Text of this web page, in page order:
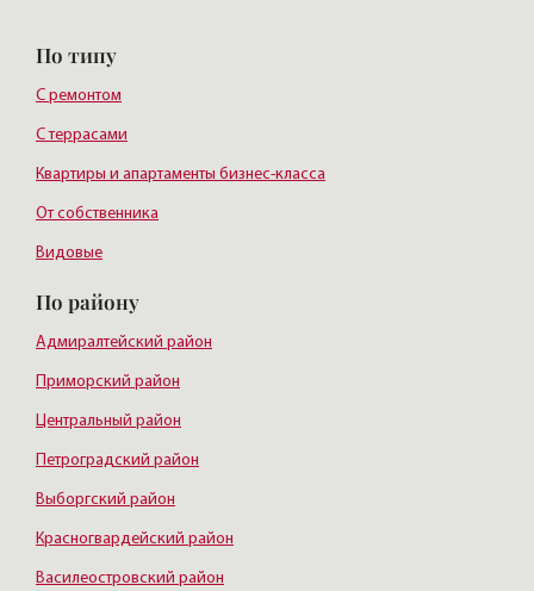
По типу
С ремонтом
С террасами
Квартиры и апартаменты бизнес-класса
От собственника
Видовые
По району
Адмиралтейский район
Приморский район
Центральный район
Петроградский район
Выборгский район
Красногвардейский район
Василеостровский район